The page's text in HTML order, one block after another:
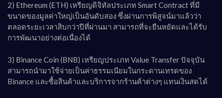
2) Ethereum (ETH) เหรียญดิจิทัลประเภท Smart Contract ที่มี
ขนาดของมูลค่าใหญ่เป็นอันดับสอง ซึ่งผ่านการพิสูจน์มาแล้วว่า
ตลอดระยะเวลาสิบกว่าปีที่ผ่านมา สามารถที่จะยืนหยัดและได้รับ
การพัฒนาอย่างต่อเนื่องได้
3) Binance Coin (BNB) เหรียญประเภท Value Transfer ปัจจุบัน
สามารถนำมาใช้จ่ายเป็นค่าธรรมเนียมในกระดานเทรดของ
Binance และซื้อสินค้าและบริการจากร้านค้าต่างๆ แทนเงินสดได้